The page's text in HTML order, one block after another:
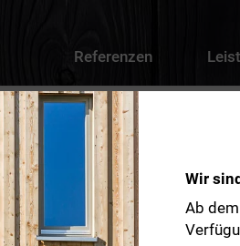
Referenzen
Wohnklima
Wir
Ab